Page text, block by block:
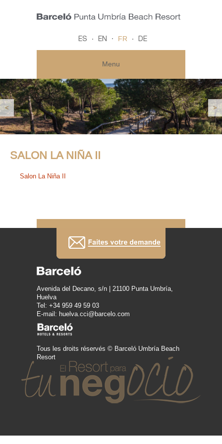
ES EN FR DE
Menu
< >
SALON LA NIÑA II
Salon La Niña II
Avenida del Decano, s/n | 21100 Punta Umbría,
Huelva
Tel: +34 959 49 59 03
E-mail: huelva.cci@barcelo.com
Tous les droits réservés © Barceló Umbría Beach
Resort